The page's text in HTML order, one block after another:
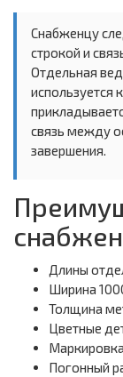
Снабженцу
строкой и
Отдельная
используется
связь между
завершения.
Длины
Ширина
Толщина
Цветные
Погонный